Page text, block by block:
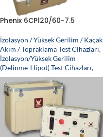
Phenix 6CP120/60-7.5
İzolasyon / Yüksek Gerilim / Kaçak
Akım / Topraklama Test Cihazları,
İzolasyon/Yüksek Gerilim
(Delinme-Hipot) Test Cihazları,